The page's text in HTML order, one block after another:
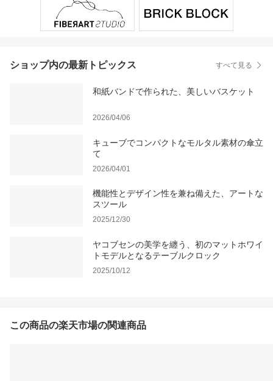
ショップ内の最新トピックス すべて見る
和紙バンドで作られた、美しいバスケット
2026/04/06
キューブでコンパクトなモルタル素材の傘立
て
2026/04/01
機能性とデザイン性を兼ね備えた、アートな
スツール
2025/12/30
ヤコブセンの美学を纏う、初のマットホワイ
トモデルとなるテーブルクロック
2025/10/12
この商品の楽天市場の関連商品